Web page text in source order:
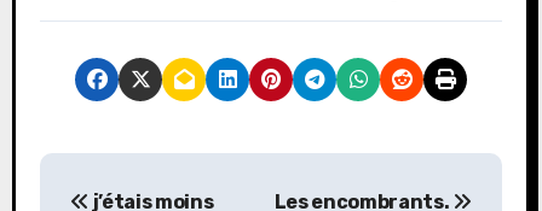
N
j’étais moins
Les encombrants.